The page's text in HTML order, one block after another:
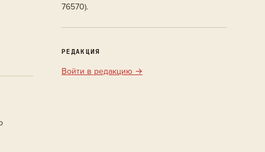
76570).
РЕДАКЦИЯ
Войти в редакцию →